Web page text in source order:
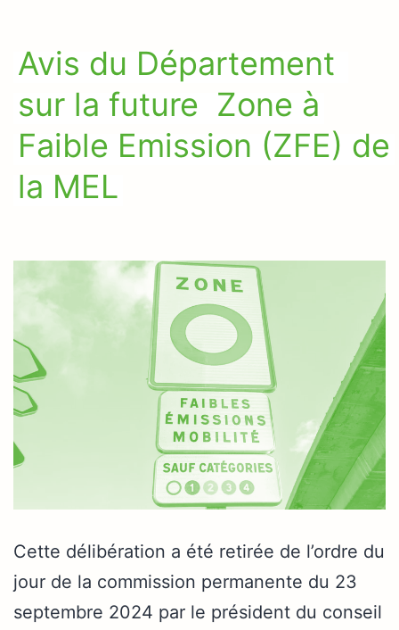
Avis du Département
sur la future Zone à
Faible Emission (ZFE) de
la MEL
Cette délibération a été retirée de l’ordre du
jour de la commission permanente du 23
septembre 2024 par le président du conseil